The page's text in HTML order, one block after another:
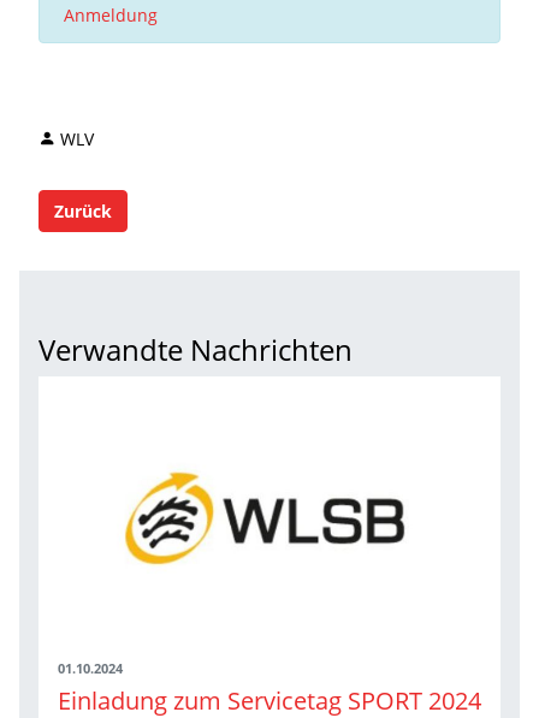
Anmeldung
WLV
Zurück
Verwandte Nachrichten
01.10.2024
Einladung zum Servicetag SPORT 2024